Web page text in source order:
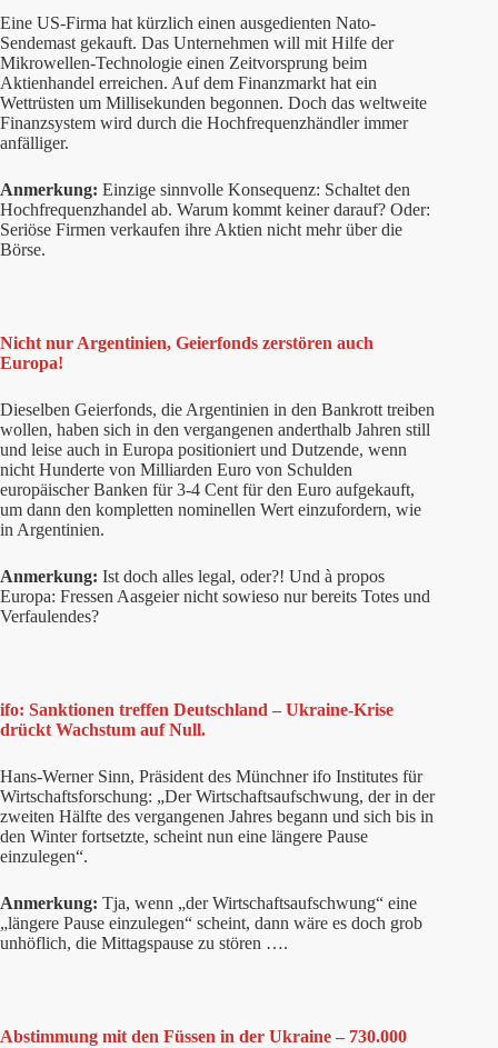
Eine US-Firma hat kürzlich einen ausgedienten Nato-
Sendemast gekauft. Das Unternehmen will mit Hilfe der
Mikrowellen-Technologie einen Zeitvorsprung beim
Aktienhandel erreichen. Auf dem Finanzmarkt hat ein
Wettrüsten um Millisekunden begonnen. Doch das weltweite
Finanzsystem wird durch die Hochfrequenzhändler immer
anfälliger.
Anmerkung: Einzige sinnvolle Konsequenz: Schaltet den
Hochfrequenzhandel ab. Warum kommt keiner darauf? Oder:
Seriöse Firmen verkaufen ihre Aktien nicht mehr über die
Börse.
Nicht nur Argentinien, Geierfonds zerstören auch
Europa!
Dieselben Geierfonds, die Argentinien in den Bankrott treiben
wollen, haben sich in den vergangenen anderthalb Jahren still
und leise auch in Europa positioniert und Dutzende, wenn
nicht Hunderte von Milliarden Euro von Schulden
europäischer Banken für 3-4 Cent für den Euro aufgekauft,
um dann den kompletten nominellen Wert einzufordern, wie
in Argentinien.
Anmerkung: Ist doch alles legal, oder?! Und à propos
Europa: Fressen Aasgeier nicht sowieso nur bereits Totes und
Verfaulendes?
ifo: Sanktionen treffen Deutschland – Ukraine-Krise
drückt Wachstum auf Null.
Hans-Werner Sinn, Präsident des Münchner ifo Institutes für
Wirtschaftsforschung: „Der Wirtschaftsaufschwung, der in der
zweiten Hälfte des vergangenen Jahres begann und sich bis in
den Winter fortsetzte, scheint nun eine längere Pause
einzulegen“.
Anmerkung: Tja, wenn „der Wirtschaftsaufschwung“ eine
„längere Pause einzulegen“ scheint, dann wäre es doch grob
unhöflich, die Mittagspause zu stören ….
Abstimmung mit den Füssen in der Ukraine – 730.000